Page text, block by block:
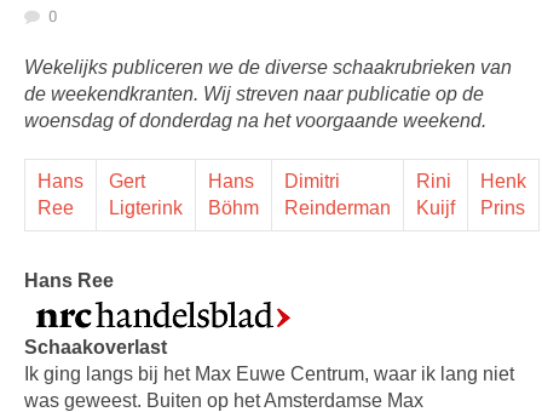
0
Wekelijks publiceren we de diverse schaakrubrieken van
de weekendkranten. Wij streven naar publicatie op de
woensdag of donderdag na het voorgaande weekend.
Hans
Ree
Gert
Ligterink
Hans
Böhm
Dimitri
Reinderman
Rini
Kuijf
Henk
Prins
Hans Ree
Schaakoverlast
Ik ging langs bij het Max Euwe Centrum, waar ik lang niet
was geweest. Buiten op het Amsterdamse Max